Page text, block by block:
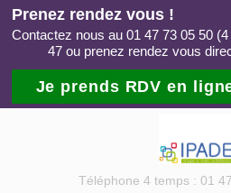
Téléphone 4 temps : 01
Prenez rendez vous !
Contactez nous au 01 47 73 05 50
47 ou prenez rendez vous
Je prends RDV en